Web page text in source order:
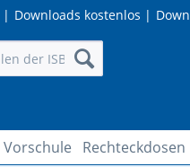
Downloads kostenlos |
|
Vorschule Rechteckdosen